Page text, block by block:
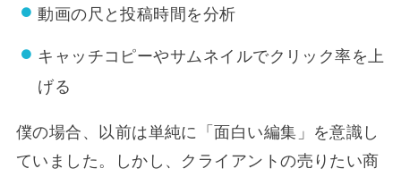
動画の尺と投稿時間を分析
キャッチコピーやサムネイルでクリック率を上
げる
僕の場合、以前は単純に「面白い編集」を意識し
ていました。しかし、クライアントの売りたい商